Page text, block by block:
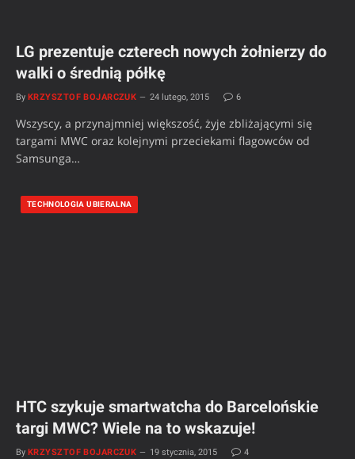
LG prezentuje czterech nowych żołnierzy do
walki o średnią półkę
By KRZYSZTOF BOJARCZUK 24 lutego, 2015 6
Wszyscy, a przynajmniej większość, żyje zbliżającymi się
targami MWC oraz kolejnymi przeciekami flagowców od
Samsunga…
TECHNOLOGIA UBIERALNA
HTC szykuje smartwatcha do Barcelońskie
targi MWC? Wiele na to wskazuje!
By KRZYSZTOF BOJARCZUK 19 stycznia, 2015 4